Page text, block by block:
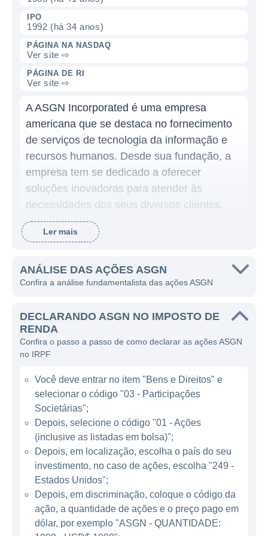
IPO
1992 (há 34 anos)
PÁGINA NA NASDAQ
Ver site ⇨
PÁGINA DE RI
Ver site ⇨
A ASGN Incorporated é uma empresa
americana que se destaca no fornecimento
de serviços de tecnologia da informação e
recursos humanos. Desde sua fundação, a
empresa tem se dedicado a oferecer
soluções inovadoras para atender às
necessidades dos seus diversos clientes,
que variam de pequenas empresas a
grandes corporações. O foco da ASGN é em
em áreas como tecnologia, engenharia e
ciência, contribuindo para projetos de alta
A ASGN atua principalmente na indústria de
serviços profissionais, oferecendo uma
variedade de serviços que incluem a
colocação de mão de obra temporária e
permanente, além de consultoria em
tecnologia e outros serviços especializados.
A empresa é reconhecida por sua
capacidade de conectar talentos a empresas
em need de expertise em tecnologia, saúde,
engenharia e ciências, tendo se estabelecido
como um fornecedor confiável em seu setor.
ATUAÇÃO DA ASGN
Ler mais
ANÁLISE DAS AÇÕES ASGN
Confira a análise fundamentalista das ações ASGN
DECLARANDO ASGN NO IMPOSTO DE
RENDA
Confira o passo a passo de como declarar as ações ASGN
no IRPF
Você deve entrar no item "Bens e Direitos" e
selecionar o código "03 - Participações
Societárias";
Depois, selecione o código "01 - Ações
(inclusive as listadas em bolsa)";
Depois, em localização, escolha o país do seu
investimento, no caso de ações, escolha "249 -
Estados Unidos";
Depois, em discriminação, coloque o código da
ação, a quantidade de ações e o preço pago em
dólar, por exemplo "ASGN - QUANTIDADE: